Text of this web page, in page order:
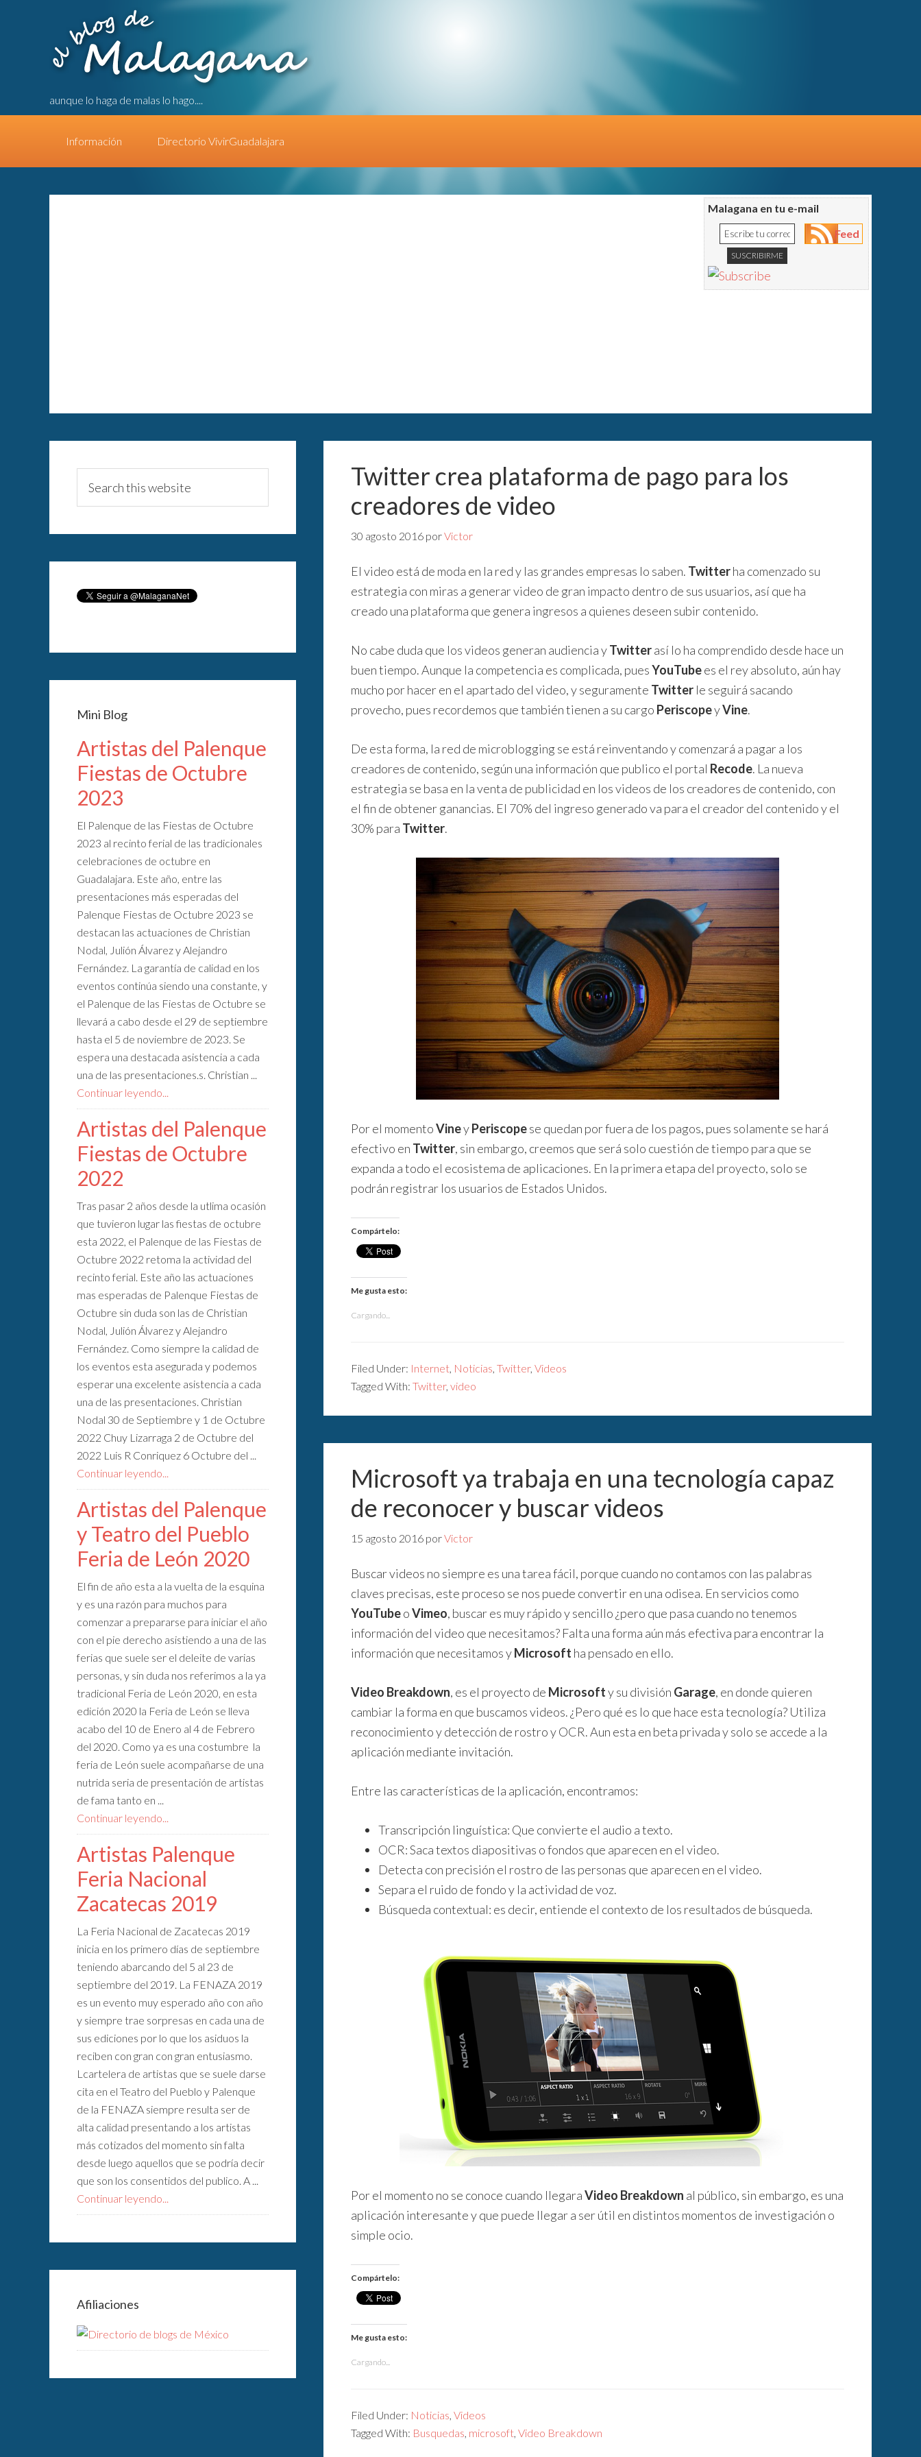
aunque lo haga de malas lo hago....
Información Directorio VivirGuadalajara
Malagana en tu e-mail
Feed
Twitter crea plataforma de pago para los
creadores de video
30 agosto 2016 porVictor
El video está de moda en la red y las grandes empresas lo saben. Twitterha comenzado su
estrategia con miras a generar video de gran impacto dentro de sus usuarios, así que ha
creado una plataforma que genera ingresos a quienes deseen subir contenido.
No cabe duda que los videos generan audiencia yTwitterasí lo ha comprendido desde hace un
buen tiempo. Aunque la competencia es complicada, puesYouTubees el rey absoluto, aún hay
mucho por hacer en el apartado del video, y seguramente Twitter le seguirá sacando
provecho, pues recordemos que también tienen a su cargo PeriscopeyVine.
De esta forma, la red de microblogging se está reinventando y comenzará a pagar a los
creadores de contenido, según una información que publico el portal Recode. La nueva
estrategia se basa en la venta de publicidad en los videos de los creadores de contenido, con
el fin de obtener ganancias. El 70% del ingreso generado va para el creador del contenido y el
30% para Twitter.
Por el momentoVineyPeriscopese quedan por fuera de los pagos, pues solamente se hará
efectivo en Twitter, sin embargo, creemos que será solo cuestión de tiempo para que se
expanda a todo el ecosistema de aplicaciones. En la primera etapa del proyecto, solo se
podrán registrar los usuarios de Estados Unidos.
Compártelo:
Me gusta esto:
Cargando...
Filed Under: Internet, Noticias, Twitter, Videos
Tagged With: Twitter, video
Microsoft ya trabaja en una tecnología capaz
de reconocer y buscar videos
15 agosto 2016 porVictor
Buscar videos no siempre es una tarea fácil, porque cuando no contamos con las palabras
claves precisas, este proceso se nos puede convertir en una odisea. En servicios como
YouTubeoVimeo, buscar es muy rápido y sencillo ¿pero que pasa cuando no tenemos
información del video que necesitamos? Falta una forma aún más efectiva para encontrar la
información que necesitamos yMicrosoft ha pensado en ello.
Video Breakdown, es el proyecto de Microsofty su división Garage, en donde quieren
cambiar la forma en que buscamos videos. ¿Pero qué es lo que hace esta tecnología? Utiliza
reconocimiento y detección de rostro y OCR. Aun esta en beta privada y solo se accede a la
aplicación mediante invitación.
Entre las características de la aplicación, encontramos:
Transcripción linguística: Que convierte el audio a texto.
OCR: Saca textos diapositivas o fondos que aparecen en el video.
Detecta con precisión el rostro de las personas que aparecen en el video.
Separa el ruido de fondo y la actividad de voz.
Búsqueda contextual: es decir, entiende el contexto de los resultados de búsqueda.
Por el momento no se conoce cuando llegaraVideo Breakdown al público, sin embargo, es una
aplicación interesante y que puede llegar a ser útil en distintos momentos de investigación o
simple ocio.
Compártelo:
Me gusta esto:
Cargando...
Filed Under: Noticias, Videos
Tagged With: Busquedas, microsoft, Video Breakdown
Mini Blog
Artistas del Palenque
Fiestas de Octubre
2023
El Palenque de las Fiestas de Octubre
2023 al recinto ferial de las tradicionales
celebraciones de octubre en
Guadalajara. Este año, entre las
presentaciones más esperadas del
Palenque Fiestas de Octubre 2023 se
destacan las actuaciones de Christian
Nodal, Julión Álvarez y Alejandro
Fernández. La garantía de calidad en los
eventos continúa siendo una constante, y
el Palenque de las Fiestas de Octubre se
llevará a cabo desde el 29 de septiembre
hasta el 5 de noviembre de 2023. Se
espera una destacada asistencia a cada
una de las presentaciones.s. Christian ...
Continuar leyendo...
Artistas del Palenque
Fiestas de Octubre
2022
Tras pasar 2 años desde la utlima ocasión
que tuvieron lugar las fiestas de octubre
esta 2022, el Palenque de las Fiestas de
Octubre 2022 retoma la actividad del
recinto ferial. Este año las actuaciones
mas esperadas de Palenque Fiestas de
Octubre sin duda son las de Christian
Nodal, Julión Álvarez y Alejandro
Fernández. Como siempre la calidad de
los eventos esta asegurada y podemos
esperar una excelente asistencia a cada
una de las presentaciones. Christian
Nodal 30 de Septiembre y 1 de Octubre
2022 Chuy Lizarraga 2 de Octubre del
2022 Luis R Conriquez 6 Octubre del ...
Continuar leyendo...
Artistas del Palenque
y Teatro del Pueblo
Feria de León 2020
El fin de año esta a la vuelta de la esquina
y es una razón para muchos para
comenzar a prepararse para iniciar el año
con el pie derecho asistiendo a una de las
ferias que suele ser el deleite de varias
personas, y sin duda nos referimos a la ya
tradicional Feria de León 2020, en esta
edición 2020 la Feria de León se lleva
acabo del 10 de Enero al 4 de Febrero
del 2020. Como ya es una costumbre la
feria de León suele acompañarse de una
nutrida seria de presentación de artistas
de fama tanto en ...
Continuar leyendo...
Artistas Palenque
Feria Nacional
Zacatecas 2019
La Feria Nacional de Zacatecas 2019
inicia en los primero días de septiembre
teniendo abarcando del 5 al 23 de
septiembre del 2019. La FENAZA 2019
es un evento muy esperado año con año
y siempre trae sorpresas en cada una de
sus ediciones por lo que los asiduos la
reciben con gran con gran entusiasmo.
Lcartelera de artistas que se suele darse
cita en el Teatro del Pueblo y Palenque
de la FENAZA siempre resulta ser de
alta calidad presentando a los artistas
más cotizados del momento sin falta
desde luego aquellos que se podría decir
que son los consentidos del publico. A ...
Continuar leyendo...
Afiliaciones